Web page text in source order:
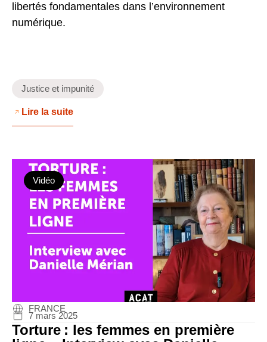
libertés fondamentales dans l’environnement
numérique.
Justice et impunité
Lire la suite
Vidéo
FRANCE
7 mars 2025
Torture : les femmes en première